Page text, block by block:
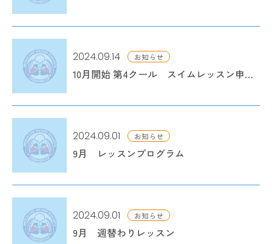
2024.09.14 お知らせ
10月開始 第4クール スイムレッスン申込開始
2024.09.01 お知らせ
9月 レッスンプログラム
2024.09.01 お知らせ
9月 週替わりレッスン